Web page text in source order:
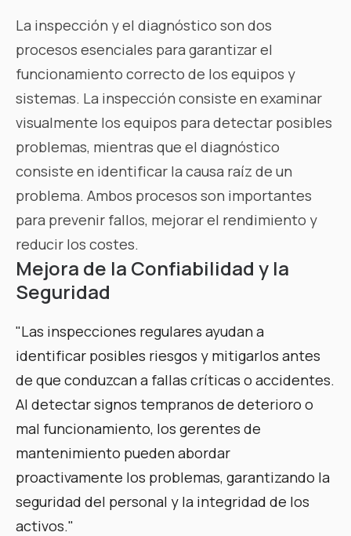
La inspección y el diagnóstico son dos
procesos esenciales para garantizar el
funcionamiento correcto de los equipos y
sistemas. La inspección consiste en examinar
visualmente los equipos para detectar posibles
problemas, mientras que el diagnóstico
consiste en identificar la causa raíz de un
problema. Ambos procesos son importantes
para prevenir fallos, mejorar el rendimiento y
reducir los costes.
Mejora de la Confiabilidad y la
Seguridad
"Las inspecciones regulares ayudan a
identificar posibles riesgos y mitigarlos antes
de que conduzcan a fallas críticas o accidentes.
Al detectar signos tempranos de deterioro o
mal funcionamiento, los gerentes de
mantenimiento pueden abordar
proactivamente los problemas, garantizando la
seguridad del personal y la integridad de los
activos."